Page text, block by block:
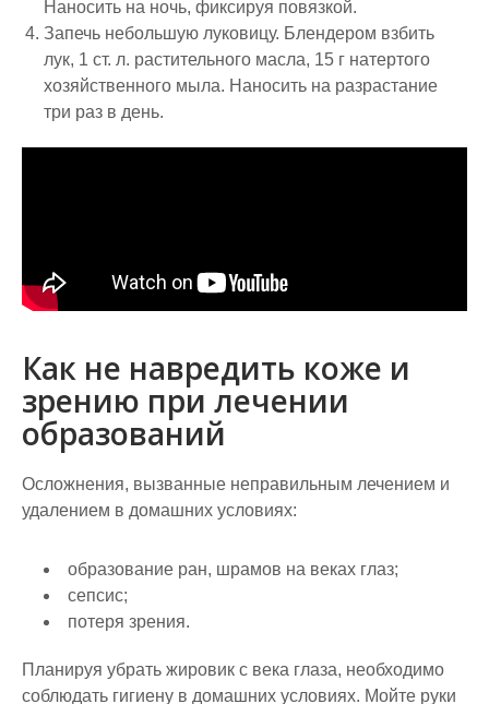
Наносить на ночь, фиксируя повязкой.
Запечь небольшую луковицу. Блендером взбить
лук, 1 ст. л. растительного масла, 15 г натертого
хозяйственного мыла. Наносить на разрастание
три раз в день.
Как не навредить коже и
зрению при лечении
образований
Осложнения, вызванные неправильным лечением и
удалением в домашних условиях:
образование ран, шрамов на веках глаз;
сепсис;
потеря зрения.
Планируя убрать жировик с века глаза, необходимо
соблюдать гигиену в домашних условиях. Мойте руки